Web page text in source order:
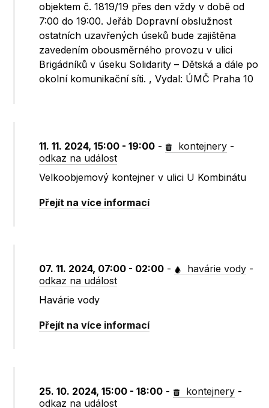
objektem č. 1819/19 přes den vždy v době od
7:00 do 19:00. Jeřáb Dopravní obslužnost
ostatních uzavřených úseků bude zajištěna
zavedením obousměrného provozu v ulici
Brigádníků v úseku Solidarity – Dětská a dále po
okolní komunikační síti. , Vydal: ÚMČ Praha 10
11. 11. 2024, 15:00 - 19:00 - kontejnery -
odkaz na událost
Velkoobjemový kontejner v ulici U Kombinátu
Přejít na více informací
07. 11. 2024, 07:00 - 02:00 - havárie vody -
odkaz na událost
Havárie vody
Přejít na více informací
25. 10. 2024, 15:00 - 18:00 - kontejnery -
odkaz na událost